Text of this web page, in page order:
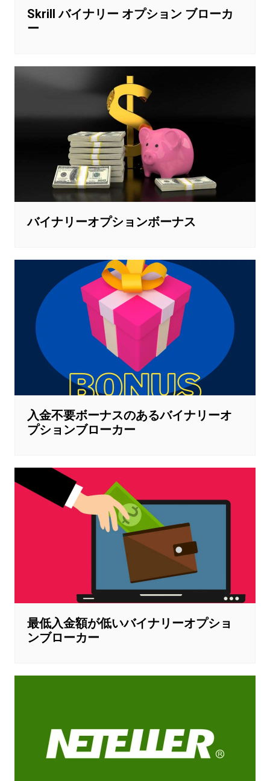
Skrill バイナリー オプション ブローカ
ー
バイナリーオプションボーナス
入金不要ボーナスのあるバイナリーオ
プションブローカー
最低入金額が低いバイナリーオプショ
ンブローカー